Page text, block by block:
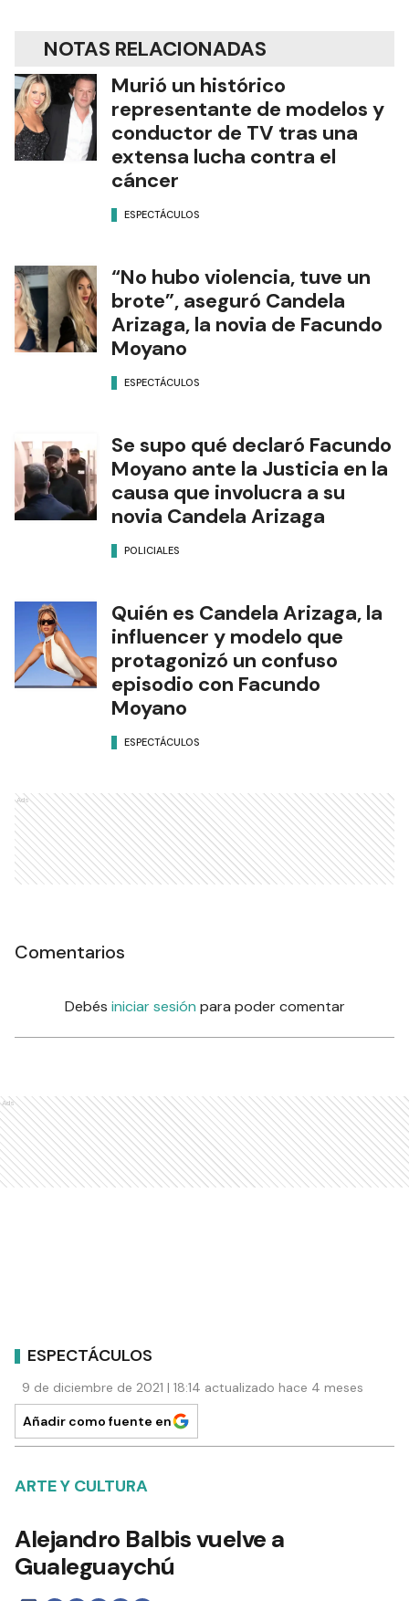
NOTAS RELACIONADAS
Murió un histórico
representante de modelos y
conductor de TV tras una
extensa lucha contra el
cáncer
ESPECTÁCULOS
“No hubo violencia, tuve un
brote”, aseguró Candela
Arizaga, la novia de Facundo
Moyano
ESPECTÁCULOS
Se supo qué declaró Facundo
Moyano ante la Justicia en la
causa que involucra a su
novia Candela Arizaga
POLICIALES
Quién es Candela Arizaga, la
influencer y modelo que
protagonizó un confuso
episodio con Facundo
Moyano
ESPECTÁCULOS
Ads
Comentarios
Debés iniciar sesión para poder comentar
Ads
ESPECTÁCULOS
9 de diciembre de 2021 | 18:14 actualizado hace 4 meses
Añadir como fuente en
ARTE Y CULTURA
Alejandro Balbis vuelve a
Gualeguaychú